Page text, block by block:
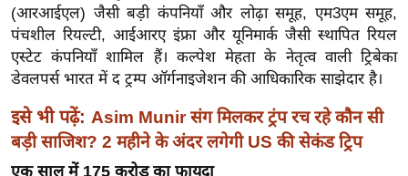
ल
टे
क्नॉ
जी
ब्यू
टी
(आरआईएल) जैसी बड़ी कंपनियाँ और लोढ़ा समूह, एम3एम समूह,
पंचशील रियल्टी, आईआरए इंफ्रा और यूनिमार्क जैसी स्थापित रियल
एस्टेट कंपनियाँ शामिल हैं। कल्पेश मेहता के नेतृत्व वाली ट्रिबेका
डेवलपर्स भारत में द ट्रम्प ऑर्गनाइजेशन की आधिकारिक साझेदार है।
इसे भी पढ़ें: Asim Munir संग मिलकर ट्रंप रच रहे कौन सी
बड़ी साजिश? 2 महीने के अंदर लगेगी US की सेकंड ट्रिप
एक साल में 175 करोड़ का फायदा